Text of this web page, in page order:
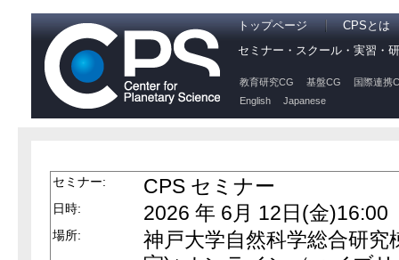
トップページ
CPSとは
セミナー・スクール・実習・
教育研究CG 基盤CG
国際連携
English
Japanese
セミナー: CPS セミナー
日時: 2026 年 6月 12日(金)16:00
場所:
神戸大学自然科学総合研